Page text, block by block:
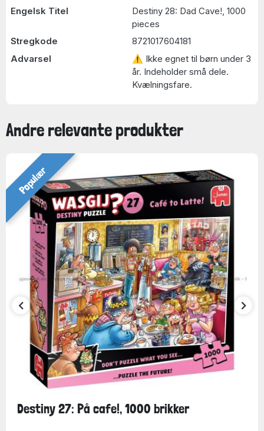
Engelsk Titel
Destiny 28: Dad Cave!, 1000
pieces
Stregkode
8721017604181
Advarsel
⚠ Ikke egnet til børn under 3
år. Indeholder små dele.
Kvælningsfare.
Andre relevante produkter
Populær
Destiny 27: På cafe!, 1000 brikker